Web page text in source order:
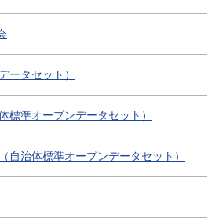
ータセット）
標準オープンデータセット）
自治体標準オープンデータセット）